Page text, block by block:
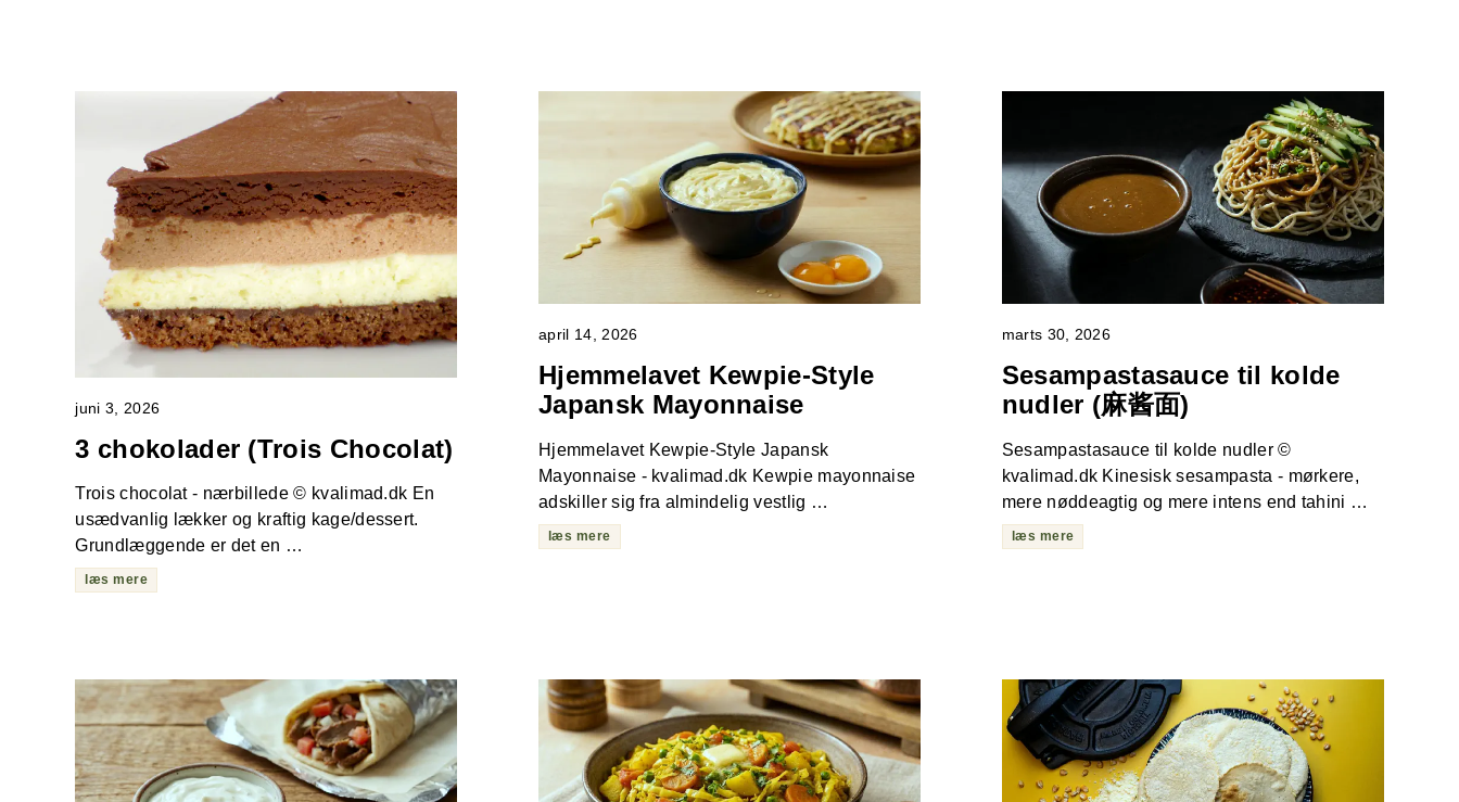
juni 3, 2026
3 chokolader (Trois Chocolat)
Trois chocolat - nærbillede © kvalimad.dk En
usædvanlig lækker og kraftig kage/dessert.
Grundlæggende er det en …
læs mere
april 14, 2026
Hjemmelavet Kewpie-Style
Japansk Mayonnaise
Hjemmelavet Kewpie-Style Japansk
Mayonnaise - kvalimad.dk Kewpie mayonnaise
adskiller sig fra almindelig vestlig …
læs mere
marts 30, 2026
Sesampastasauce til kolde
nudler (麻酱面)
Sesampastasauce til kolde nudler ©
kvalimad.dk Kinesisk sesampasta - mørkere,
mere nøddeagtig og mere intens end tahini …
læs mere